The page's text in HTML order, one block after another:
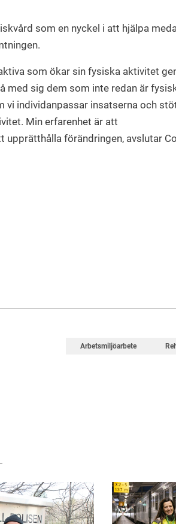
som en nyckel i att hjälpa
som ökar sin fysiska aktivitet
med sig dem som inte redan är
vi individanpassar insatserna och
Min erfarenhet är att
förändringen, avslutar
Arbetsmiljöarbete